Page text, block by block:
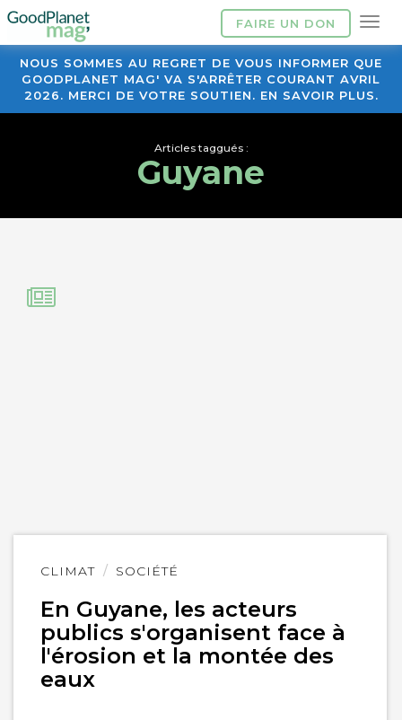
FAIRE UN DON
NOUS SOMMES AU REGRET DE VOUS INFORMER QUE
GOODPLANET MAG' VA S'ARRÊTER COURANT AVRIL
2026. MERCI DE VOTRE SOUTIEN. EN SAVOIR PLUS.
Articles taggués :
Guyane
CLIMAT SOCIÉTÉ
En Guyane, les acteurs
publics s'organisent face à
l'érosion et la montée des
eaux
Lire